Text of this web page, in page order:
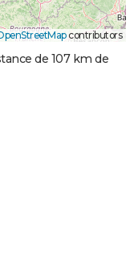
contributors
de 107 km de